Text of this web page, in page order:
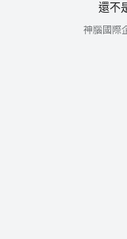
還不
神腦國際